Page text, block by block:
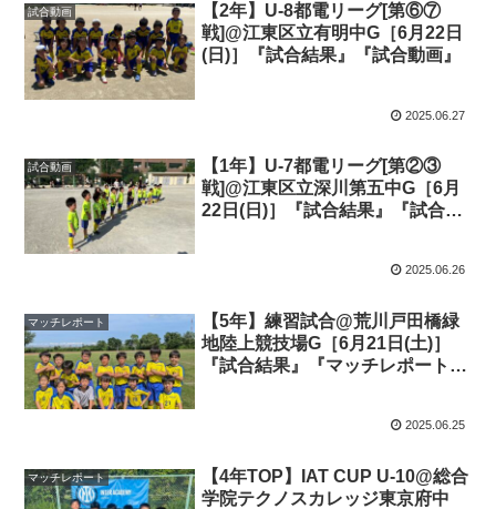
試合動画
【2年】U-8都電リーグ[第⑥⑦
戦]@江東区立有明中G［6月22日
(日)］『試合結果』『試合動画』
2025.06.27
試合動画
【1年】U-7都電リーグ[第②③
戦]@江東区立深川第五中G［6月
22日(日)］『試合結果』『試合動
2025.06.26
マッチレポート
【5年】練習試合@荒川戸田橋緑
地陸上競技場G［6月21日(土)］
『試合結果』『マッチレポート』
2025.06.25
マッチレポート
【4年TOP】IAT CUP U-10@総合
学院テクノスカレッジ東京府中